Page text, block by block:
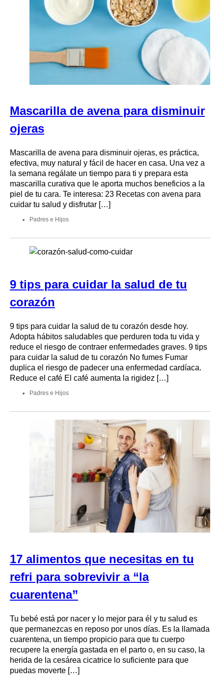
Mascarilla de avena para disminuir
ojeras
Mascarilla de avena para disminuir ojeras, es práctica,
efectiva, muy natural y fácil de hacer en casa. Una vez a
la semana regálate un tiempo para ti y prepara esta
mascarilla curativa que le aporta muchos beneficios a la
piel de tu cara. Te interesa: 23 Recetas con avena para
cuidar tu salud y disfrutar […]
Padres e Hijos
9 tips para cuidar la salud de tu
corazón
9 tips para cuidar la salud de tu corazón desde hoy.
Adopta hábitos saludables que perduren toda tu vida y
reduce el riesgo de contraer enfermedades graves. 9 tips
para cuidar la salud de tu corazón No fumes Fumar
duplica el riesgo de padecer una enfermedad cardíaca.
Reduce el café El café aumenta la rigidez […]
Padres e Hijos
17 alimentos que necesitas en tu
refri para sobrevivir a “la
cuarentena”
Tu bebé está por nacer y lo mejor para él y tu salud es
que permanezcas en reposo por unos días. Es la llamada
cuarentena, un tiempo propicio para que tu cuerpo
recupere la energía gastada en el parto o, en su caso, la
herida de la cesárea cicatrice lo suficiente para que
puedas moverte […]